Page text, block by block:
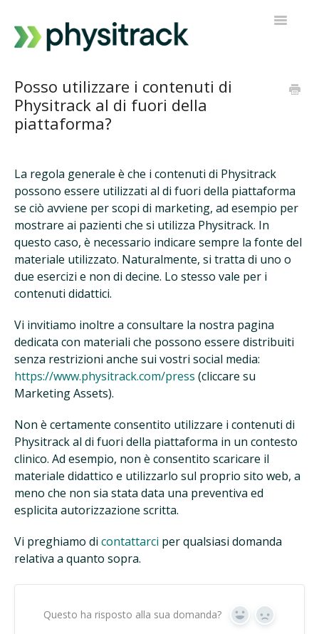
PT Diretto
Posso utilizzare i contenuti di
Physitrack al di fuori della
piattaforma?
La regola generale è che i contenuti di Physitrack
possono essere utilizzati al di fuori della piattaforma
se ciò avviene per scopi di marketing, ad esempio per
mostrare ai pazienti che si utilizza Physitrack. In
questo caso, è necessario indicare sempre la fonte del
materiale utilizzato. Naturalmente, si tratta di uno o
due esercizi e non di decine. Lo stesso vale per i
contenuti didattici.
Vi invitiamo inoltre a consultare la nostra pagina
dedicata con materiali che possono essere distribuiti
senza restrizioni anche sui vostri social media:
https://www.physitrack.com/press (cliccare su
Marketing Assets).
Non è certamente consentito utilizzare i contenuti di
Physitrack al di fuori della piattaforma in un contesto
clinico. Ad esempio, non è consentito scaricare il
materiale didattico e utilizzarlo sul proprio sito web, a
meno che non sia stata data una preventiva ed
esplicita autorizzazione scritta.
Vi preghiamo di contattarci per qualsiasi domanda
relativa a quanto sopra.
Questo ha risposto alla sua domanda? Sì No